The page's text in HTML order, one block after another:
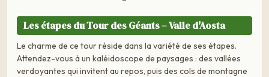
Les étapes du Tour des Géants – Valle d'Aosta
Le charme de ce tour réside dans la variété de ses étapes.
Attendez-vous à un kaléidoscope de paysages : des vallées
verdoyantes qui invitent au repos, puis des cols de montagne